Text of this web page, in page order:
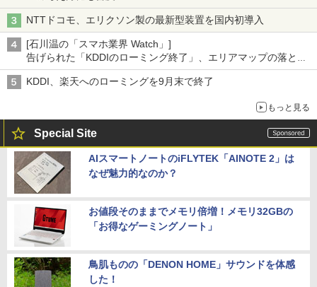
NTTドコモ、エリクソン製の最新型装置を国内初導入
[石川温の「スマホ業界 Watch」]
告げられた「KDDIのローミング終了」、エリアマップの落とし
穴と楽天モバイルの課題
KDDI、楽天へのローミングを9月末で終了
もっと見る
Special Site
AIスマートノートのiFLYTEK「AINOTE 2」は
なぜ魅力的なのか？
お値段そのままでメモリ倍増！メモリ32GBの
「お得なゲーミングノート」
鳥肌ものの「DENON HOME」サウンドを体感
した！